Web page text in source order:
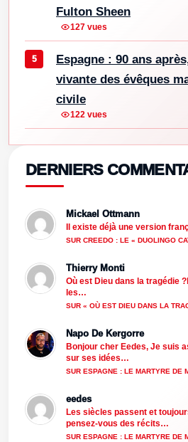
Fulton Sheen
127 vues
Espagne : 90 ans
vivante des évêques
civile
122 vues
DERNIERS
Mickael Ottmann
Il existe déjà une version
SUR CREEDO : LE « DUOLINGO
Thierry Monti
Où est Dieu dans la tragédie
les…
SUR « OÙ EST DIEU DANS LA
Napo De Kergorre
Bonjour cher Eedes, Je suis
sur ses idées…
SUR ESPAGNE : LE MARTYRE DE
eedes
Les siècles passent et
pensez-vous des récits…
SUR ESPAGNE : LE MARTYRE DE